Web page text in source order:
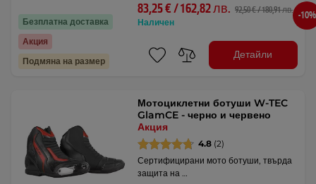
Безплатна доставка
Акция
Подмяна на размер
83,25 € / 162,82 лв. 92,50 € / 180,91 лв.
Наличен
-10%
Детайли
Мотоциклетни ботуши W-TEC
GlamCE - черно и червено
Акция
4.8 (2)
Сертифицирани мото ботуши, твърда
защита на …